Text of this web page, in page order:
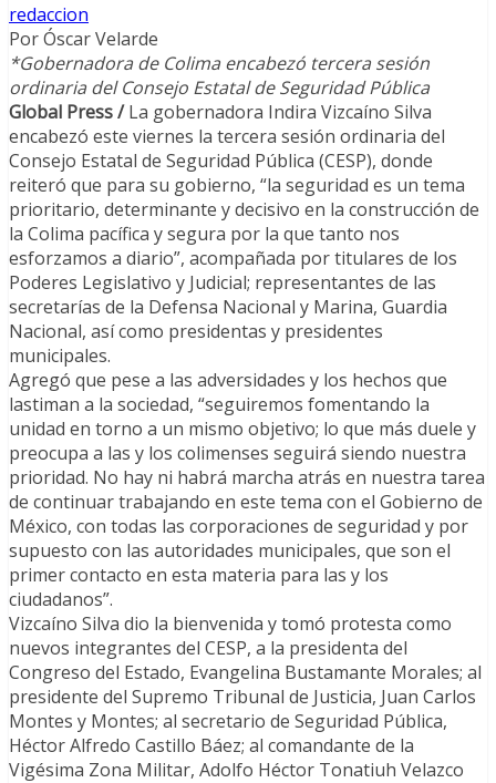
redaccion
Por Óscar Velarde
*Gobernadora de Colima encabezó tercera sesión
ordinaria del Consejo Estatal de Seguridad Pública
Global Press /La gobernadora Indira Vizcaíno Silva
encabezó este viernes la tercera sesión ordinaria del
Consejo Estatal de Seguridad Pública (CESP), donde
reiteró que para su gobierno, “la seguridad es un tema
prioritario, determinante y decisivo en la construcción de
la Colima pacífica y segura por la que tanto nos
esforzamos a diario”, acompañada por titulares de los
Poderes Legislativo y Judicial; representantes de las
secretarías de la Defensa Nacional y Marina, Guardia
Nacional, así como presidentas y presidentes
municipales.
Agregó que pese a las adversidades y los hechos que
lastiman a la sociedad, “seguiremos fomentando la
unidad en torno a un mismo objetivo; lo que más duele y
preocupa a las y los colimenses seguirá siendo nuestra
prioridad. No hay ni habrá marcha atrás en nuestra tarea
de continuar trabajando en este tema con el Gobierno de
México, con todas las corporaciones de seguridad y por
supuesto con las autoridades municipales, que son el
primer contacto en esta materia para las y los
ciudadanos”.
Vizcaíno Silva dio la bienvenida y tomó protesta como
nuevos integrantes del CESP, a la presidenta del
Congreso del Estado, Evangelina Bustamante Morales; al
presidente del Supremo Tribunal de Justicia, Juan Carlos
Montes y Montes; al secretario de Seguridad Pública,
Héctor Alfredo Castillo Báez; al comandante de la
Vigésima Zona Militar, Adolfo Héctor Tonatiuh Velazco